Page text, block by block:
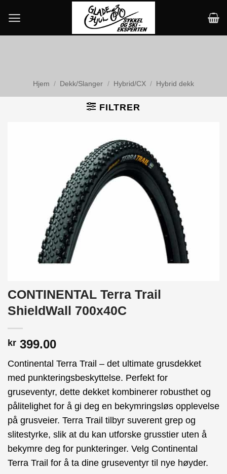
content
Hjem / Dekk/Slanger / Hybrid/CX / Hybrid dekk
FILTRER
CONTINENTAL Terra Trail
ShieldWall 700x40C
kr 399.00
Continental Terra Trail – det ultimate grusdekket
med punkteringsbeskyttelse. Perfekt for
gruseventyr, dette dekket kombinerer robusthet og
pålitelighet for å gi deg en bekymringsløs opplevelse
på grusveier. Terra Trail tilbyr suverent grep og
slitestyrke, slik at du kan utforske grusstier uten å
bekymre deg for punkteringer. Velg Continental
Terra Trail for å ta dine gruseventyr til nye høyder.